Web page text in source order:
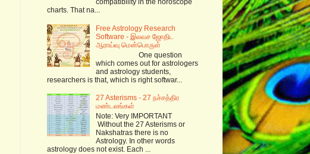
compatibility in the horoscope
charts. That na...
Free Astrology Research
Software - இலவச ஜோதிட
ஆராய்வு மென்பொருள்
One question
which comes out for astrologers
and astrology students,
researchers is that, which is right softwar...
27 Asterisms - 27 நச்சத்திர
மண்டலங்கள்
Note: Very IMPORTANT
Without the 27 Asterisms or
Nakshatras there is no
Astrology. In other words
astrology does not exist. Each ...